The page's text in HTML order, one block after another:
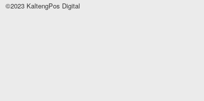
©2023 KaltengPos Digital